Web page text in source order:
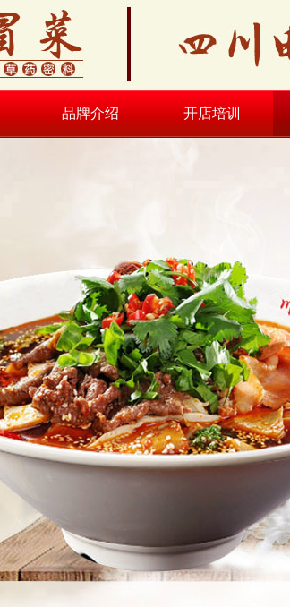
品牌介绍 开店培训